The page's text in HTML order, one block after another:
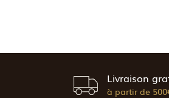
Livraison
à partir de